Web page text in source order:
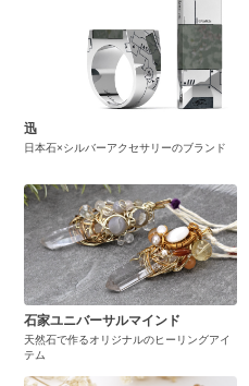
迅
日本石×シルバーアクセサリーのブランド
石家ユニバーサルマインド
天然石で作るオリジナルのヒーリングアイ
テム